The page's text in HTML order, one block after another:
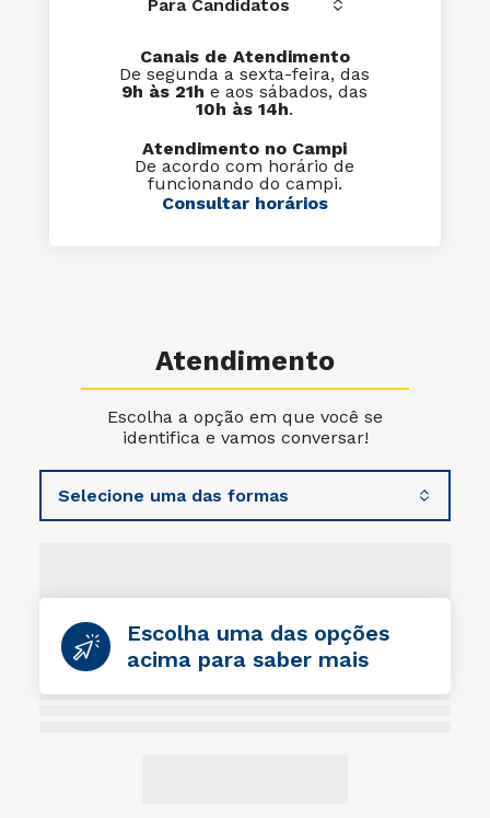
Canais de Atendimento
De segunda a sexta-feira, das
9h às 21h e aos sábados, das
10h às 14h.
Atendimento no Campi
De acordo com horário de
funcionando do campi.
Consultar horários
Atendimento
Escolha a opção em que você se
identifica e vamos conversar!
Escolha uma das opções
acima para saber mais